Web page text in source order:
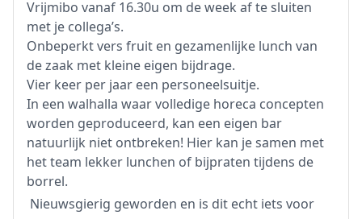
Vrijmibo vanaf 16.30u om de week af te sluiten
met je collega’s.
Onbeperkt vers fruit en gezamenlijke lunch van
de zaak met kleine eigen bijdrage.
Vier keer per jaar een personeelsuitje.
In een walhalla waar volledige horeca concepten
worden geproduceerd, kan een eigen bar
natuurlijk niet ontbreken! Hier kan je samen met
het team lekker lunchen of bijpraten tijdens de
borrel.
Nieuwsgierig geworden en is dit echt iets voor